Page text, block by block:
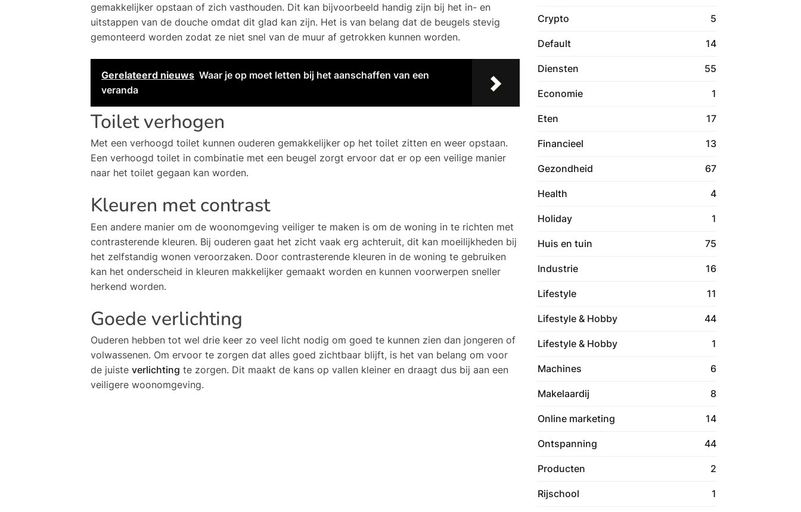
gemakkelijker opstaan of zich vasthouden. Dit kan bijvoorbeeld handig zijn bij het in- en
uitstappen van de douche omdat dit glad kan zijn. Het is van belang dat de beugels stevig
gemonteerd worden zodat ze niet snel van de muur af getrokken kunnen worden.
Gerelateerd nieuws Waar je op moet letten bij het aanschaffen van een
veranda
Toilet verhogen
Met een verhoogd toilet kunnen ouderen gemakkelijker op het toilet zitten en weer opstaan.
Een verhoogd toilet in combinatie met een beugel zorgt ervoor dat er op een veilige manier
naar het toilet gegaan kan worden.
Kleuren met contrast
Een andere manier om de woonomgeving veiliger te maken is om de woning in te richten met
contrasterende kleuren. Bij ouderen gaat het zicht vaak erg achteruit, dit kan moeilijkheden bij
het zelfstandig wonen veroorzaken. Door contrasterende kleuren in de woning te gebruiken
kan het onderscheid in kleuren makkelijker gemaakt worden en kunnen voorwerpen sneller
herkend worden.
Goede verlichting
Ouderen hebben tot wel drie keer zo veel licht nodig om goed te kunnen zien dan jongeren of
volwassenen. Om ervoor te zorgen dat alles goed zichtbaar blijft, is het van belang om voor
de juiste verlichting te zorgen. Dit maakt de kans op vallen kleiner en draagt dus bij aan een
veiligere woonomgeving.
Crypto 5
Default 14
Diensten 55
Economie 1
Eten 17
Financieel 13
Gezondheid 67
Health 4
Holiday 1
Huis en tuin 75
Industrie 16
Lifestyle 11
Lifestyle & Hobby 44
Lifestyle & Hobby 1
Machines 6
Makelaardij 8
Online marketing 14
Ontspanning 44
Producten 2
Rijschool 1